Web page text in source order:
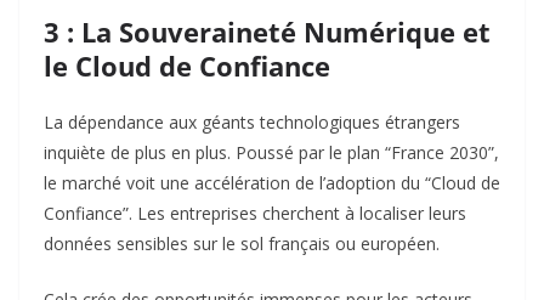
3 : La Souveraineté Numérique et
le Cloud de Confiance
La dépendance aux géants technologiques étrangers
inquiète de plus en plus. Poussé par le plan “France 2030”,
le marché voit une accélération de l’adoption du “Cloud de
Confiance”. Les entreprises cherchent à localiser leurs
données sensibles sur le sol français ou européen.